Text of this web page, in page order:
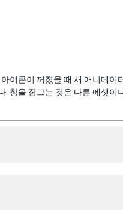
이콘이 꺼졌을 때 새 애니메이
창을 잠그는 것은 다른 에셋이